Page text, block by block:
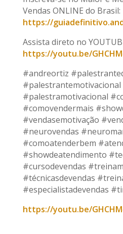
Vendas ONLINE do Brasil:
https://
Assista direto no
https://youtu.be/
#andreortiz
#palestramotivacional
#comovendermais
#vendasemotivação
#neurovendas
#comoatenderbem
#showdeatendimento
#cursodevendas
#técnicasdevendas
#especialistadevendas
https://youtu.be/